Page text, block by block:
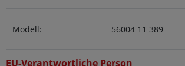
Modell: 56004 11 389
EU-Verantwortliche Person